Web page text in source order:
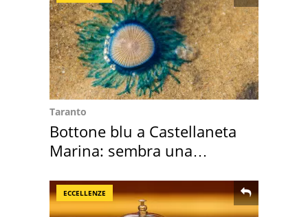
Taranto
Bottone blu a Castellaneta
Marina: sembra una
ECCELLENZE